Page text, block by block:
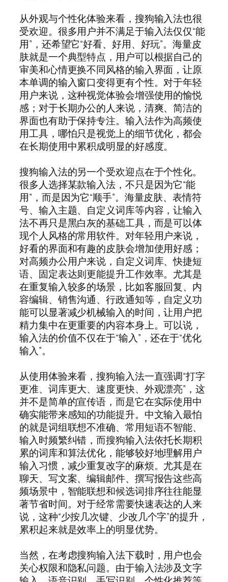
从外观与个性化体验来看，搜狗输入法也很
受欢迎。很多用户并不满足于输入法仅仅“能
用”，还希望它“好看、好用、好玩”。海量皮
肤就是一个典型特点，用户可以根据自己的
审美和心情更换不同风格的输入界面，让原
本单调的输入窗口变得更有个性。对于年轻
用户来说，这种视觉体验会增强使用的愉悦
感；对于长期办公的人来说，清爽、简洁的
界面也有助于保持专注。输入法作为高频使
用工具，哪怕只是视觉上的细节优化，都会
在长期使用中累积成明显的好感度。
搜狗输入法的另一个受欢迎点在于个性化。
很多人选择某款输入法，不只是因为它“能
用”，而是因为它“顺手”。海量皮肤、表情符
号、输入主题、自定义词库等内容，让输入
法不再只是黑白灰的基础工具，而是可以体
现个人风格的常用软件。对年轻用户来说，
好看的界面和有趣的皮肤会增加使用好感；
对高频办公用户来说，自定义词库、快捷短
语、固定表达则更能提升工作效率。尤其是
在重复输入较多的场景，比如客服回复、内
容编辑、销售沟通、行政通知等，自定义功
能可以显著减少机械输入的时间，让用户把
精力集中在更重要的内容本身上。可以说，
输入法的价值不仅在于“输入”，还在于“优化
输入”。
从使用体验来看，搜狗输入法一直强调“打字
更准、词库更大、速度更快、外观漂亮”，这
并不是简单的宣传语，而是它在实际使用中
确实能带来感知的功能提升。中文输入最怕
的就是词组联想不准确、常用短语不智能、
输入时频繁纠错，而搜狗输入法依托长期积
累的词库和算法优化，能够较好地理解用户
输入习惯，减少重复改字的麻烦。尤其是在
聊天、写文案、编辑邮件、撰写报告这些高
频场景中，智能联想和候选词排序往往能显
著节省时间。对于经常需要快速表达的人来
说，这种“少按几次键、少改几个字”的提升，
累积起来就是效率上的明显优势。
当然，在考虑搜狗输入法下载时，用户也会
关心权限和隐私问题。由于输入法涉及文字